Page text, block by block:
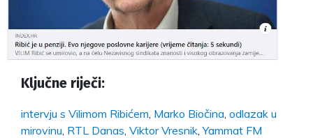
Ključne riječi:
intervju s Vilimom Ribićem, Marko Biočina, odlazak u
mirovinu, RTL Danas, Viktor Vresnik,Yammat FM